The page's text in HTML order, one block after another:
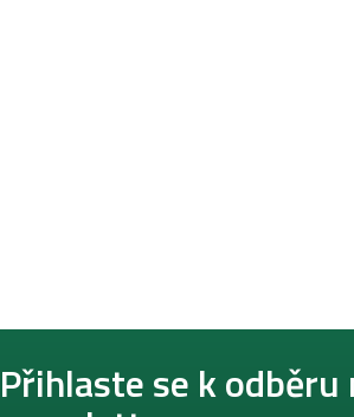
Přihlaste se k odběru